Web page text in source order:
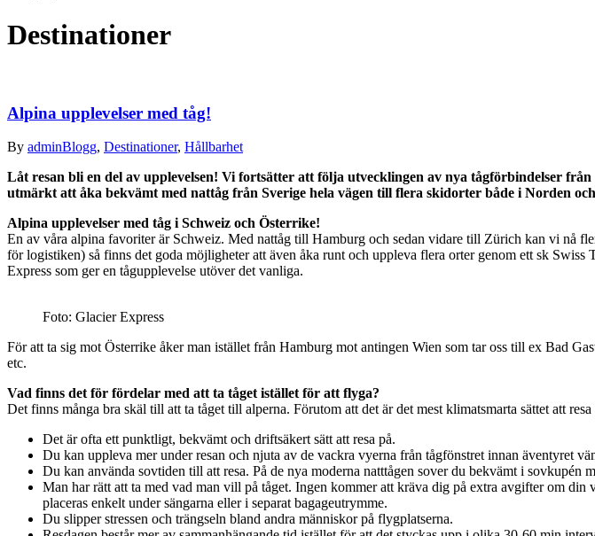
Destinationer
Alpina upplevelser med tåg!
By adminBlogg, Destinationer, Hållbarhet
Låt resan bli en del av upplevelsen! Vi fortsätter att följa utvecklingen av nya tågförbindelser
utmärkt att åka bekvämt med nattåg från Sverige hela vägen till flera skidorter både i Norden
Alpina upplevelser med tåg i Schweiz och Österrike!
En av våra alpina favoriter är Schweiz. Med nattåg till Hamburg och sedan vidare till Zürich kan vi nå
för logistiken) så finns det goda möjligheter att även åka runt och uppleva flera orter genom ett sk
Express som ger en tågupplevelse utöver det vanliga.
Foto: Glacier Express
För att ta sig mot Österrike åker man istället från Hamburg mot antingen Wien som tar oss till ex Bad
etc.
Vad finns det för fördelar med att ta tåget istället för att flyga?
Det finns många bra skäl till att ta tåget till alperna. Förutom att det är det mest klimatsmarta sättet att
Det är ofta ett punktligt, bekvämt och driftsäkert sätt att resa på.
Du kan uppleva mer under resan och njuta av de vackra vyerna från tågfönstret innan äventyret
Du kan använda sovtiden till att resa. På de nya moderna natttågen sover du bekvämt i sovkupén
Man har rätt att ta med vad man vill på tåget. Ingen kommer att kräva dig på extra avgifter om
placeras enkelt under sängarna eller i separat bagageutrymme.
Du slipper stressen och trängseln bland andra människor på flygplatserna.